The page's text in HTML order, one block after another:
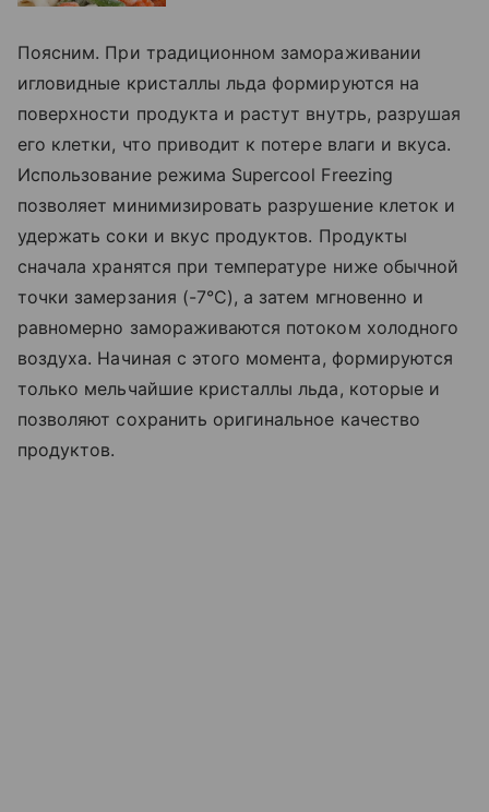
Поясним. При традиционном замораживании
игловидные кристаллы льда формируются на
поверхности продукта и растут внутрь, разрушая
его клетки, что приводит к потере влаги и вкуса.
Использование режима Superсool Freezing
позволяет минимизировать разрушение клеток и
удержать соки и вкус продуктов. Продукты
сначала хранятся при температуре ниже обычной
точки замерзания (-7°С), а затем мгновенно и
равномерно замораживаются потоком холодного
воздуха. Начиная с этого момента, формируются
только мельчайшие кристаллы льда, которые и
позволяют сохранить оригинальное качество
продуктов.